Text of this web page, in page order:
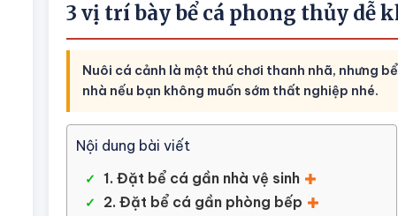
3 vị trí bày bể cá phong thủy dễ
Nuôi cá cảnh là một thú chơi thanh nhã, nhưng
nhà nếu bạn không muốn sớm thất nghiệp nhé.
Nội dung bài viết
1. Đặt bể cá gần nhà vệ sinh
2. Đặt bể cá gần phòng bếp